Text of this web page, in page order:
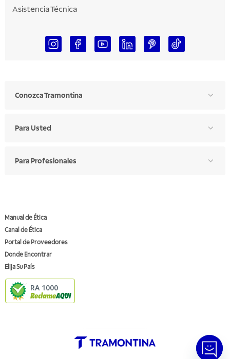
Asistencia Técnica
Conozca Tramontina
Para Usted
Para Profesionales
Manual de Ética
Canal de Ética
Portal de Proveedores
Donde Encontrar
Elija Su País
RA 1000